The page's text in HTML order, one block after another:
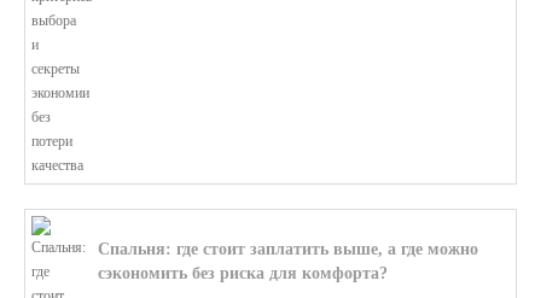
Спальня: где стоит заплатить выше, а где можно
сэкономить без риска для комфорта?